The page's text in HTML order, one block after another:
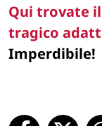
Qui trovate
tragico
Imperdibile!